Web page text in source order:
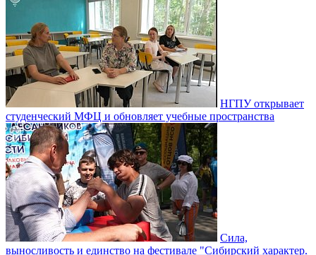
НГПУ открывает
студенческий МФЦ и обновляет учебные пространства
Сила,
выносливость и единство на фестивале "Сибирский характер.